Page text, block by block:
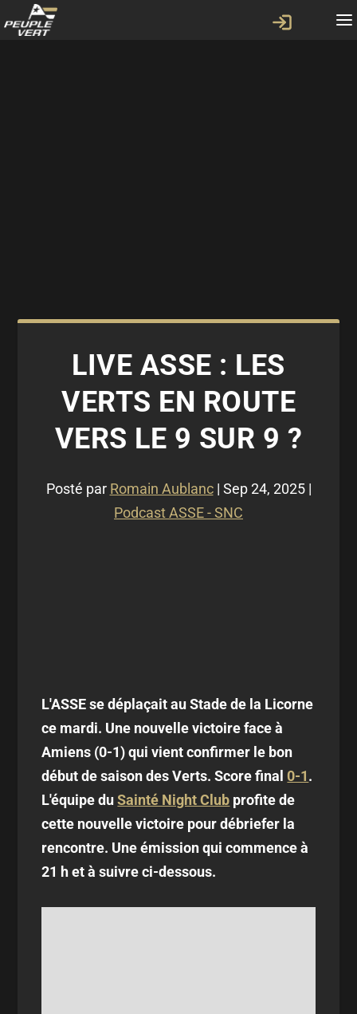
LIVE ASSE : LES
VERTS EN ROUTE
VERS LE 9 SUR 9 ?
Posté par Romain Aublanc| Sep 24, 2025|
Podcast ASSE - SNC
L'ASSE se déplaçait au Stade de la Licorne
ce mardi. Une nouvelle victoire face à
Amiens (0-1) qui vient confirmer le bon
début de saison des Verts. Score final0-1.
L'équipe duSainté Night Club profite de
cette nouvelle victoire pour débriefer la
rencontre. Une émission qui commence à
21 h et à suivre ci-dessous.